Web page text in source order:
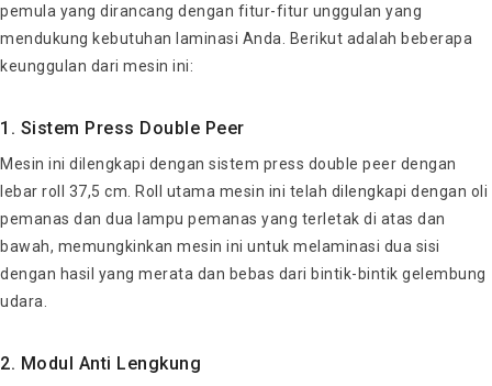
pemula yang dirancang dengan fitur-fitur unggulan yang
mendukung kebutuhan laminasi Anda. Berikut adalah beberapa
keunggulan dari mesin ini:
1. Sistem Press Double Peer
Mesin ini dilengkapi dengan sistem press double peer dengan
lebar roll 37,5 cm. Roll utama mesin ini telah dilengkapi dengan oli
pemanas dan dua lampu pemanas yang terletak di atas dan
bawah, memungkinkan mesin ini untuk melaminasi dua sisi
dengan hasil yang merata dan bebas dari bintik-bintik gelembung
udara.
2. Modul Anti Lengkung